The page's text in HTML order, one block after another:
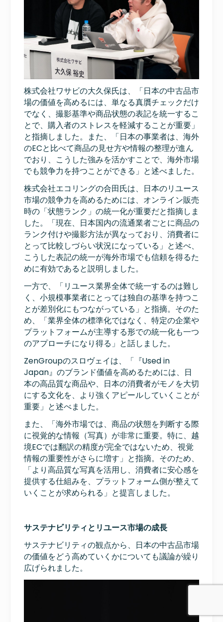
株式会社ワサビの大久保氏は、「日本の中古品市
場の価値を高めるには、単なる真贋チェックだけ
でなく、撮影基準や商品状態の表記を統一するこ
とで、購入者のストレスを軽減することが重要」
と指摘しました。また、「日本の事業者は、海外
のECと比べて商品の見せ方や情報の整理が進ん
でおり、こうした強みを活かすことで、海外市場
でも競争力を持つことができる」と述べました。
株式会社エコリングの合田氏は、日本のリユース
市場の競争力を高めるためには、オンライン販売
時の「状態ランク」の統一化が重要だと指摘しま
した。「現在、日本国内の流通業者ごとに商品の
ランク付けや撮影方法が異なっており、消費者に
とって比較しづらい状況になっている」と述べ、
こうした表記の統一が海外市場でも信頼を得るた
めに有効であると説明しました。
一方で、「リユース業界全体で統一するのは難し
く、小規模事業者にとっては独自の基準を持つこ
とが差別化にもつながっている」と指摘。そのた
め、「業界全体の標準化ではなく、特定の企業や
プラットフォームが主導する形での統一化も一つ
のアプローチになり得る」と話しました。
ZenGroupのスロヴェイは、「『Used in
Japan』のブランド価値を高めるためには、日
本の高品質な商品や、日本の消費者がモノを大切
にする文化を、より強くアピールしていくことが
重要」と述べました。
また、「海外市場では、商品の状態を判断する際
に視覚的な情報（写真）が非常に重要。特に、越
境ECでは翻訳の精度が完全ではないため、視覚
情報の重要性がさらに増す」と指摘。そのため、
「より高品質な写真を活用し、消費者に安心感を
提供する仕組みを、プラットフォーム側が整えて
いくことが求められる」と提言しました。
サステナビリティとリユース市場の成長
サステナビリティの観点から、日本の中古品市場
の価値をどう高めていくかについても議論が繰り
広げられました。